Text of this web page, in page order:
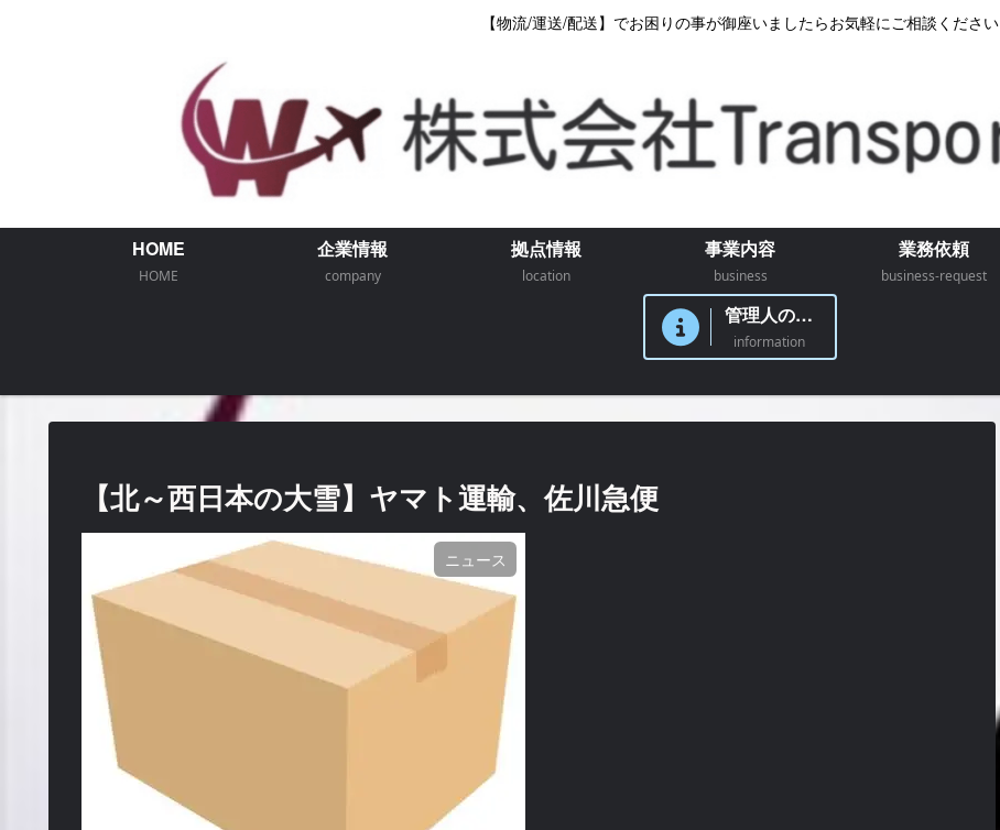
【物流/運送/配送】でお困りの事が御座いましたらお気軽にご相談ください
HOME
HOME
企業情報
company
拠点情報
location
事業内容
business
業務依頼
business-request
管理人のつぶやき
information
【北～西日本の大雪】ヤマト運輸、佐川急便
ニュース